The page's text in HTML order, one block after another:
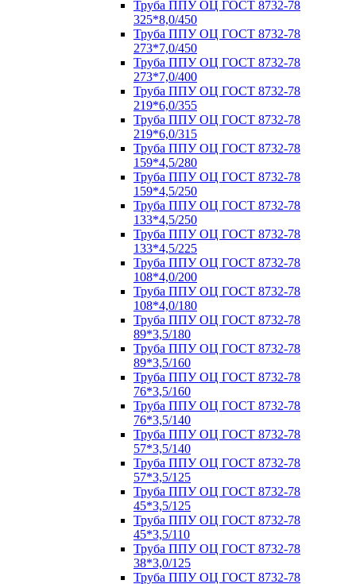
Труба ППУ ОЦ ГОСТ 8732-78
325*8,0/450
Труба ППУ ОЦ ГОСТ 8732-78
273*7,0/450
Труба ППУ ОЦ ГОСТ 8732-78
273*7,0/400
Труба ППУ ОЦ ГОСТ 8732-78
219*6,0/355
Труба ППУ ОЦ ГОСТ 8732-78
219*6,0/315
Труба ППУ ОЦ ГОСТ 8732-78
159*4,5/280
Труба ППУ ОЦ ГОСТ 8732-78
159*4,5/250
Труба ППУ ОЦ ГОСТ 8732-78
133*4,5/250
Труба ППУ ОЦ ГОСТ 8732-78
133*4,5/225
Труба ППУ ОЦ ГОСТ 8732-78
108*4,0/200
Труба ППУ ОЦ ГОСТ 8732-78
108*4,0/180
Труба ППУ ОЦ ГОСТ 8732-78
89*3,5/180
Труба ППУ ОЦ ГОСТ 8732-78
89*3,5/160
Труба ППУ ОЦ ГОСТ 8732-78
76*3,5/160
Труба ППУ ОЦ ГОСТ 8732-78
76*3,5/140
Труба ППУ ОЦ ГОСТ 8732-78
57*3,5/140
Труба ППУ ОЦ ГОСТ 8732-78
57*3,5/125
Труба ППУ ОЦ ГОСТ 8732-78
45*3,5/125
Труба ППУ ОЦ ГОСТ 8732-78
45*3,5/110
Труба ППУ ОЦ ГОСТ 8732-78
38*3,0/125
Труба ППУ ОЦ ГОСТ 8732-78